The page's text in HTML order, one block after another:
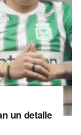
un detalle